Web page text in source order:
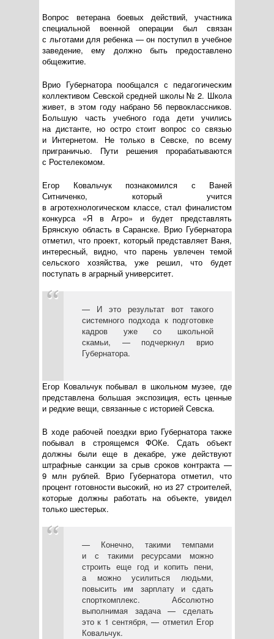
Вопрос ветерана боевых действий, участника
специальной военной операции был связан
с льготами для ребенка — он поступил в учебное
заведение, ему должно быть предоставлено
общежитие.
Врио Губернатора пообщался с педагогическим
коллективом Севской средней школы № 2. Школа
живет, в этом году набрано 56 первоклассников.
Большую часть учебного года дети учились
на дистанте, но остро стоит вопрос со связью
и Интернетом. Не только в Севске, по всему
приграничью. Пути решения прорабатываются
с Ростелекомом.
Егор Ковальчук познакомился с Ваней
Ситниченко, который учится
в агротехнологическом классе, стал финалистом
конкурса «Я в Агро» и будет представлять
Брянскую область в Саранске. Врио Губернатора
отметил, что проект, который представляет Ваня,
интересный, видно, что парень увлечен темой
сельского хозяйства, уже решил, что будет
поступать в аграрный университет.
— И это результат вот такого
системного подхода к подготовке
кадров уже со школьной
скамьи, — подчеркнул врио
Губернатора.
Егор Ковальчук побывал в школьном музее, где
представлена большая экспозиция, есть ценные
и редкие вещи, связанные с историей Севска.
В ходе рабочей поездки врио Губернатора также
побывал в строящемся ФОКе. Сдать объект
должны были еще в декабре, уже действуют
штрафные санкции за срыв сроков контракта —
9 млн рублей. Врио Губернатора отметил, что
процент готовности высокий, но из 27 строителей,
которые должны работать на объекте, увидел
только шестерых.
— Конечно, такими темпами
и с такими ресурсами можно
строить еще год и копить пени,
а можно усилиться людьми,
повысить им зарплату и сдать
спорткомплекс. Абсолютно
выполнимая задача — сделать
это к 1 сентября, — отметил Егор
Ковальчук.